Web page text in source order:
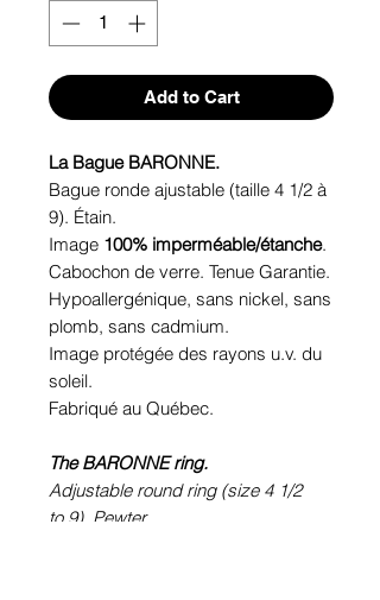
Add to Cart
La Bague BARONNE.
Bague ronde ajustable (taille 4 1/2 à
9). Étain.
Image 100% imperméable/étanche.
Cabochon de verre. Tenue Garantie.
Hypoallergénique, sans nickel, sans
plomb, sans cadmium.
Image protégée des rayons u.v. du
soleil.
Fabriqué au Québec.
The BARONNE ring.
Adjustable round ring (size 4 1/2
to 9). Pewter.